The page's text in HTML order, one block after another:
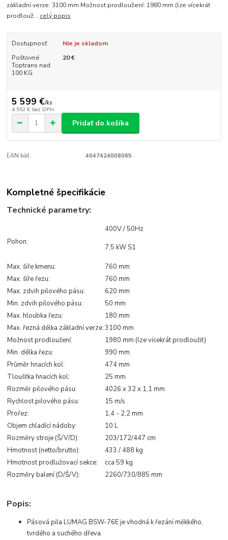
základní verze: 3100 mm Možnost prodloužení: 1980 mm (lze vícekrát
prodlouž... celý popis
Dostupnosť
Nie je skladom
Poštovné
Toptrans nad
100 KG
20 €
5 599 €/ks
4 552 € bez DPH
Pridať do košíka
EAN kód: 4047424008065
Kompletné špecifikácie
Technické parametry:
Pohon:
400V / 50Hz
7,5 kW S1
Max. šíře kmenu:
760 mm
Max. šíře řezu:
760 mm
Max. zdvih pilového pásu:
620 mm
Min. zdvih pilového pásu:
50 mm
Max. hloubka řezu:
180 mm
Max. řezná délka základní verze:3100 mm
Možnost prodloužení:
1980 mm (lze vícekrát prodloužit)
Min. délka řezu:
990 mm
Průměr hnacích kol:
474 mm
Tloušťka hnacích kol:
25 mm
Rozměr pilového pásu:
4026 x 32 x 1,1 mm
Rychlost pilového pásu:
15 m/s
Prořez:
1,4 - 2,2 mm
Objem chladící nádoby:
10 L
Rozměry stroje (Š/V/D):
203/172/447 cm
Hmotnost (netto/brutto):
433 / 488 kg
Hmotnost prodlužovací sekce:
cca 59 kg
Rozměry balení (D/Š/V):
2260/730/885 mm
Popis:
Pásová pila LUMAG BSW-76E je vhodná k řezání měkkého,
tvrdého a suchého dřeva.